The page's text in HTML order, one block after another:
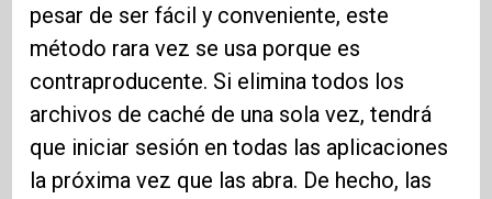
pesar de ser fácil y conveniente, este
método rara vez se usa porque es
contraproducente. Si elimina todos los
archivos de caché de una sola vez, tendrá
que iniciar sesión en todas las aplicaciones
la próxima vez que las abra. De hecho, las